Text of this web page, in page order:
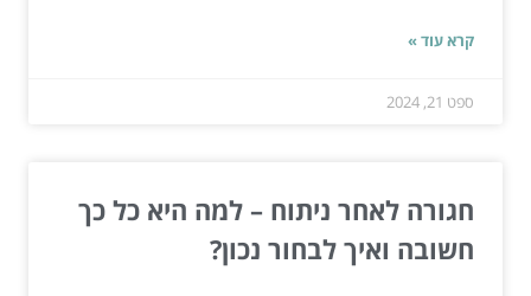
קרא עוד »
ספט 21, 2024
חגורה לאחר ניתוח – למה היא כל כך
חשובה ואיך לבחור נכון?